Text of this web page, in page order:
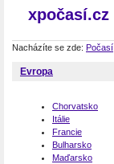
xpočasí.cz
Nacházíte se zde: Počasí
Evropa
Chorvatsko
Itálie
Francie
Bulharsko
Maďarsko